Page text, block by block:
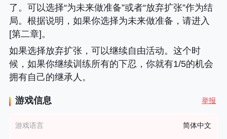
了。可以选择“为未来做准备”或者“放弃扩张”作为结
局。根据说明，如果你选择为未来做准备，请进入
[第二章]。
如果选择放弃扩张，可以继续自由活动。这个时
候，如果你继续训练所有的下忍，你就有1/5的机会
拥有自己的继承人。
游戏信息 举报
游戏语言 简体中文